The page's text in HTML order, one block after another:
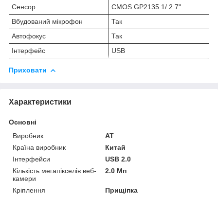
Сенсор
CMOS GP2135 1/ 2.7"
Вбудований мікрофон
Так
Автофокус
Так
Інтерфейс
USB
Приховати
Характеристики
Основні
Виробник
AT
Країна виробник
Китай
Інтерфейси
USB 2.0
Кількість мегапікселів веб-
камери
2.0 Мп
Кріплення
Прищіпка